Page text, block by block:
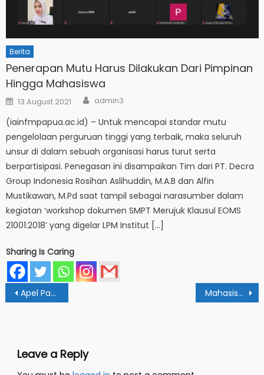
Berita
Penerapan Mutu Harus Dilakukan Dari Pimpinan
Hingga Mahasiswa
Posted
on
13 August 2021 Author
admin3
(iainfmpapua.ac.id) – Untuk mencapai standar mutu
pengelolaan perguruan tinggi yang terbaik, maka seluruh
unsur di dalam sebuah organisasi harus turut serta
berpartisipasi. Penegasan ini disampaikan Tim dari PT. Decra
Group Indonesia Rosihan Aslihuddin, M.A.B dan Alfin
Mustikawan, M.Pd saat tampil sebagai narasumber dalam
kegiatan ‘workshop dokumen SMPT Merujuk Klausul EOMS
21001:2018’ yang digelar LPM Institut […]
Sharing Is Caring
Post
navigation
Apel Pagi : Tiap ASN Pasti Punya Fungsi dan Manfaat Untuk Institusi Mahasiswa IAIN Papua Nahkodai AMHTN-SI Korda Papua
Leave a Reply